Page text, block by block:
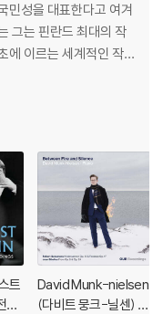
민성을 대표한다고 여겨
그는 핀란드 최대의 작
에 이르는 세계적인 작곡
, 애조를 담은 북유럽의
트
집
David Munk-nielsen
(다비트 뭉크-닐센) -